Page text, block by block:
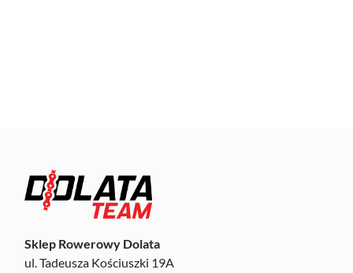
Sklep Rowerowy Dolata
ul. Tadeusza Kościuszki 19A